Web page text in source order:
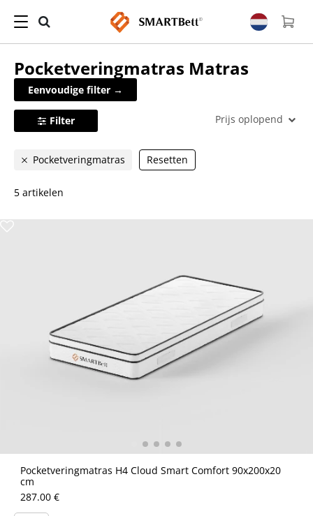
Pocketveringmatras Matras
Eenvoudige filter →
Filter Prijs oplopend
Pocketveringmatras Resetten
5 artikelen
Pocketveringmatras H4 Cloud Smart Comfort 90x200x20
cm
287.00 €